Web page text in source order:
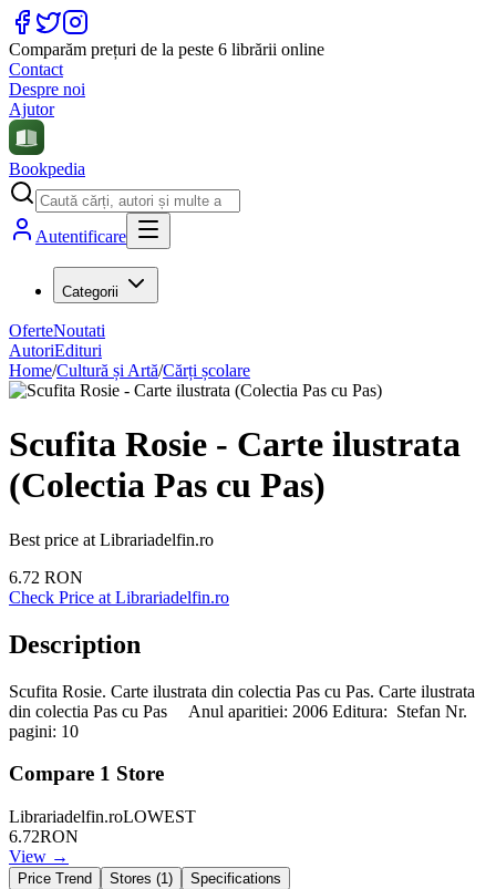
Comparăm prețuri de la peste 6 librării online
Contact
Despre noi
Ajutor
Bookpedia
Autentificare
Categorii
OferteNoutati
AutoriEdituri
Home/Cultură și Artă/Cărți școlare
Scufita Rosie - Carte ilustrata
(Colectia Pas cu Pas)
Best price at Librariadelfin.ro
6.72 RON
Check Price at Librariadelfin.ro
Description
Scufita Rosie. Carte ilustrata din colectia Pas cu Pas. Carte ilustrata
din colectia Pas cu Pas Anul aparitiei: 2006 Editura: Stefan Nr.
pagini: 10
Compare 1 Store
Librariadelfin.roLOWEST
6.72RON
View →
Price Trend Stores (1) Specifications